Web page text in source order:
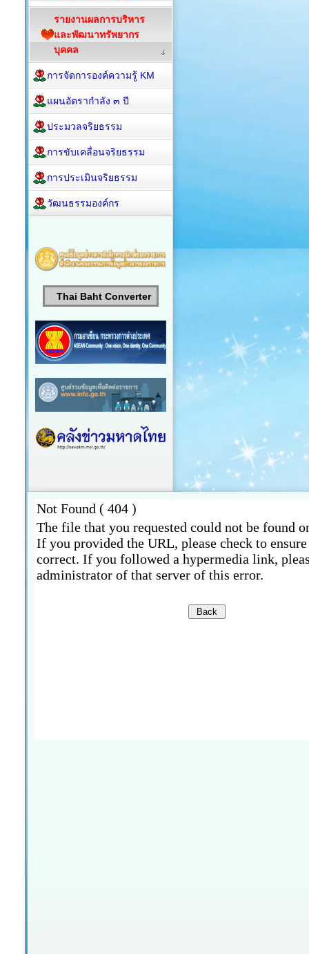
รายงานผลการบริหาร
และพัฒนาทรัพยากร
บุคคล
การจัดการองค์ความรู้ KM
แผนอัตรากำลัง ๓ ปี
ประมวลจริยธรรม
การขับเคลื่อนจริยธรรม
การประเมินจริยธรรม
วัฒนธรรมองค์กร
Thai Baht Converter